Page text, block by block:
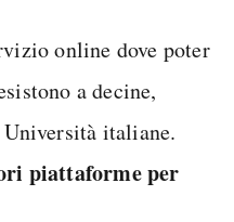
online dove poter
a decine,
italiane.
piattaforme per